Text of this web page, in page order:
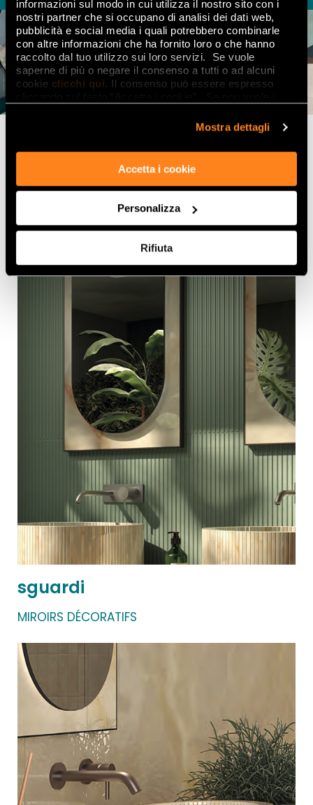
informazioni sul modo in cui utilizza il nostro sito con i
nostri partner che si occupano di analisi dei dati web,
pubblicità e social media i quali potrebbero combinarle
con altre informazioni che ha fornito loro o che hanno
raccolto dal tuo utilizzo sui loro servizi. Se vuole
saperne di più o negare il consenso a tutti o ad alcuni
cookie clicchi qui. Il consenso può essere espresso
Mostra dettagli
Accetta i cookie
Personalizza
Rifiuta
Découvrez aussi
sguardi
MIROIRS DÉCORATIFS